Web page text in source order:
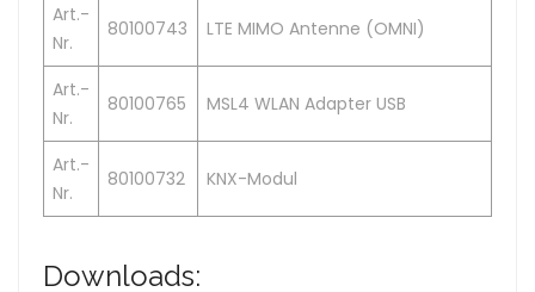
Art.-
Nr.
80100743 LTE MIMO Antenne (OMNI)
Art.-
Nr.
80100765 MSL4 WLAN Adapter USB
Art.-
Nr.
80100732 KNX-Modul
Downloads: